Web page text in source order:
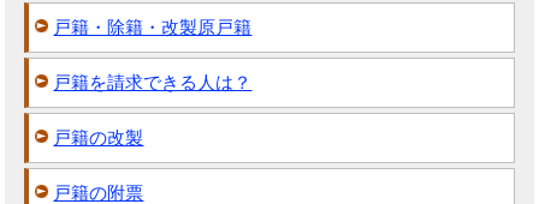
戸籍・除籍・改製原戸籍
戸籍を請求できる人は？
戸籍の改製
戸籍の附票